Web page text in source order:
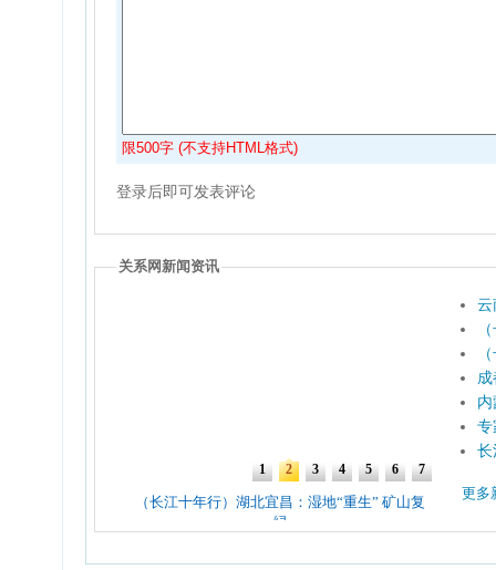
限500字 (不支持HTML格式)
登录后即可发表评论
关系网新闻资讯
云
专
长
更多